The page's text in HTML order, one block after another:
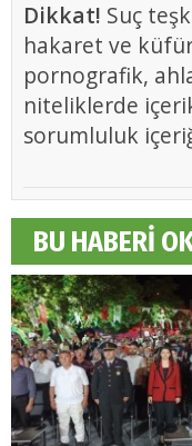
Dikkat! Suç
hakaret ve küfür
pornografik,
niteliklerde
sorumluluk
BU HABERİ